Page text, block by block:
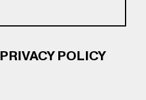
PRIVACY POLICY